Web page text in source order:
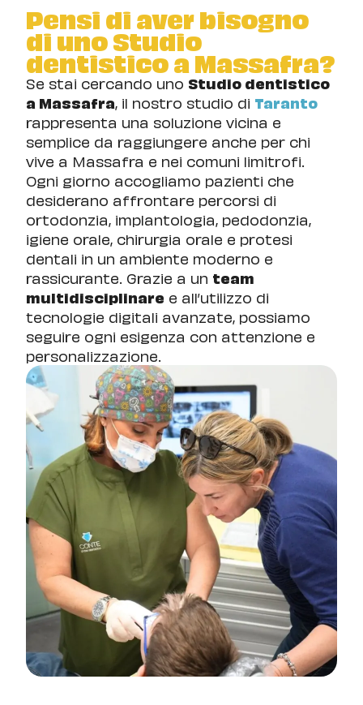
Pensi di aver bisogno
di uno Studio
dentistico a Massafra?
Se stai cercando uno Studio dentistico
a Massafra, il nostro studio di Taranto
rappresenta una soluzione vicina e
semplice da raggiungere anche per chi
vive a Massafra e nei comuni limitrofi.
Ogni giorno accogliamo pazienti che
desiderano affrontare percorsi di
ortodonzia, implantologia, pedodonzia,
igiene orale, chirurgia orale e protesi
dentali in un ambiente moderno e
rassicurante. Grazie a un team
multidisciplinare e all’utilizzo di
tecnologie digitali avanzate, possiamo
seguire ogni esigenza con attenzione e
personalizzazione.